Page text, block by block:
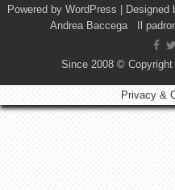
Powered by WordPress | Designed
Andrea Baccega Il
Since 2008 ©
Privacy &